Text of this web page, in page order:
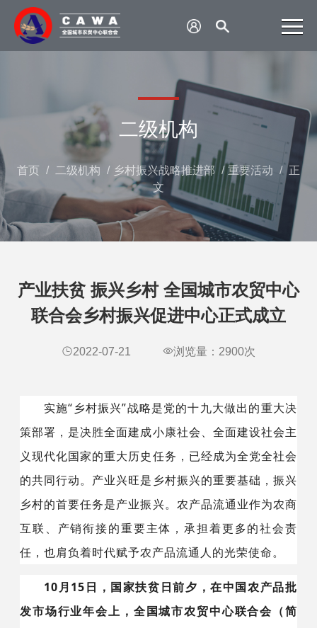
二级机构
首页 / 二级机构 / 乡村振兴战略推进部 / 重要活动 / 正
文
产业扶贫 振兴乡村 全国城市农贸中心
联合会乡村振兴促进中心正式成立
2022-07-21 浏览量： 2900次
实施“乡村振兴”战略是党的十九大做出的重大决
策部署，是决胜全面建成小康社会、全面建设社会主
义现代化国家的重大历史任务，已经成为全党全社会
的共同行动。产业兴旺是乡村振兴的重要基础，振兴
乡村的首要任务是产业振兴。农产品流通业作为农商
互联、产销衔接的重要主体，承担着更多的社会责
任，也肩负着时代赋予农产品流通人的光荣使命。
10月15日，国家扶贫日前夕，在中国农产品批
发市场行业年会上，全国城市农贸中心联合会（简